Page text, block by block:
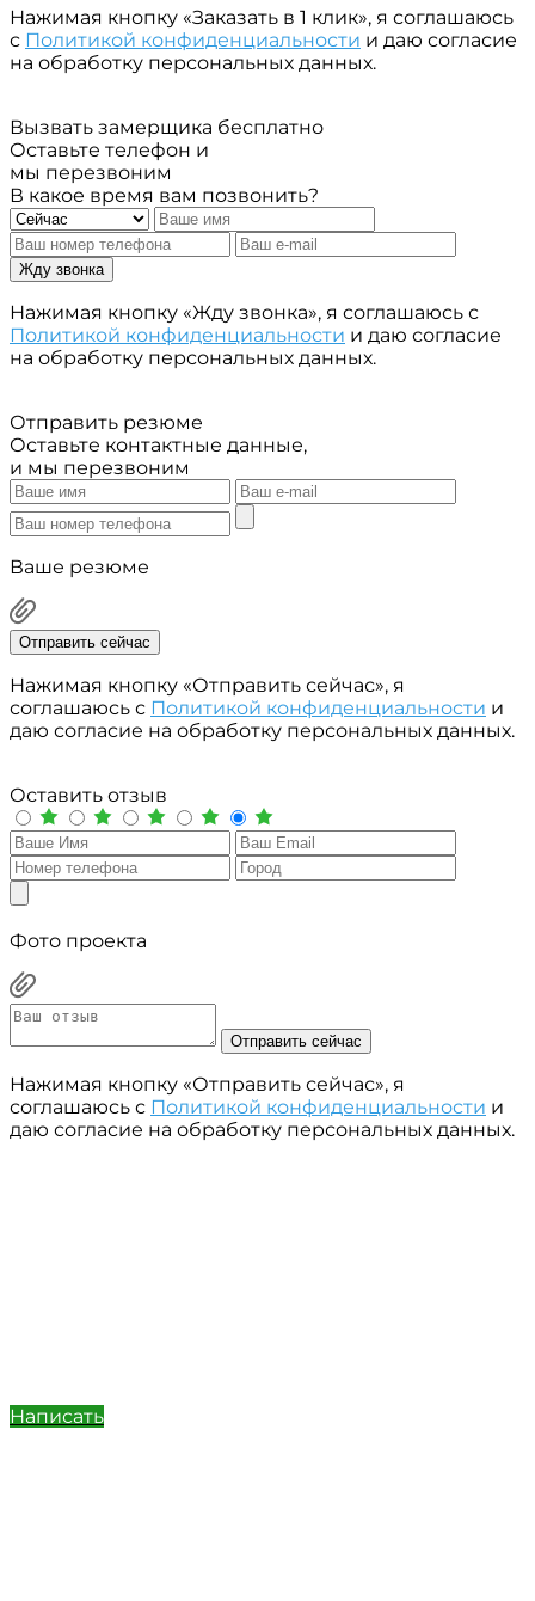
Нажимая кнопку «Заказать в 1 клик», я соглашаюсь
с Политикой конфиденциальности и даю согласие
на обработку персональных данных.
Вызвать замерщика бесплатно
Оставьте телефон и
мы перезвоним
В какое время вам позвонить?
Жду звонка
Нажимая кнопку «Жду звонка», я соглашаюсь с
Политикой конфиденциальности и даю согласие
на обработку персональных данных.
Отправить резюме
Оставьте контактные данные,
и мы перезвоним
Ваше резюме
Отправить сейчас
Нажимая кнопку «Отправить сейчас», я
соглашаюсь с Политикой конфиденциальности и
даю согласие на обработку персональных данных.
Оставить отзыв
Фото проекта
Отправить сейчас
Нажимая кнопку «Отправить сейчас», я
соглашаюсь с Политикой конфиденциальности и
даю согласие на обработку персональных данных.
Написать